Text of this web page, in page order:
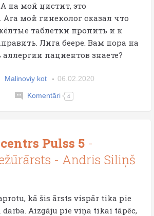
на мой цистит, это
Ага мой гинеколог сказал что
таблетки пропить и к
Лига беере. Вам пора на
пациентов знаете?
Malinoviy kot 06.02.2020
Komentāri 4
Pulss 5 -
- Andris Siliņš
kā šis ārsts vispār tika pie
darba. Aizgāju pie viņa tikai tāpēc,